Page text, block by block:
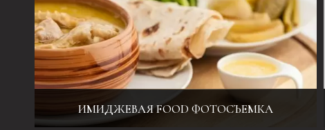
ИМИДЖЕВАЯ FOOD ФОТОСЪЕМКА